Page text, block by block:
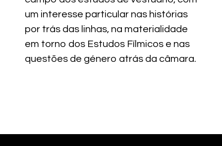
um interesse particular nas histórias
por trás das linhas, na materialidade
em torno dos Estudos Fílmicos e nas
questões de género atrás da câmara.